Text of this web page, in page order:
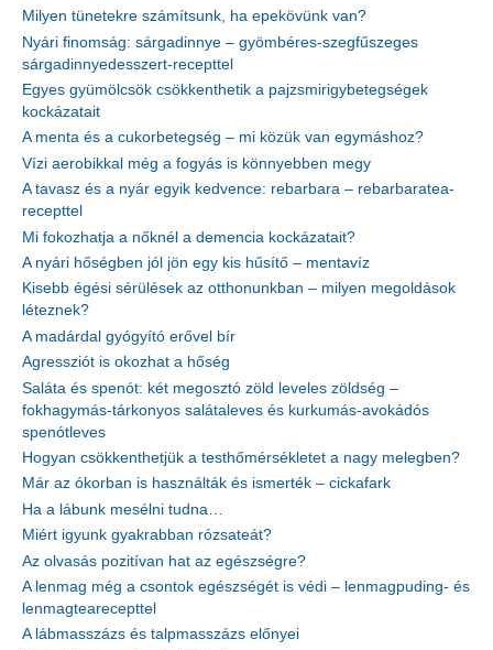
Milyen tünetekre számítsunk, ha epekövünk van?
Nyári finomság: sárgadinnye – gyömbéres-szegfűszeges
sárgadinnyedesszert-recepttel
Egyes gyümölcsök csökkenthetik a pajzsmirigybetegségek
kockázatait
A menta és a cukorbetegség – mi közük van egymáshoz?
Vízi aerobikkal még a fogyás is könnyebben megy
A tavasz és a nyár egyik kedvence: rebarbara – rebarbaratea-
recepttel
Mi fokozhatja a nőknél a demencia kockázatait?
A nyári hőségben jól jön egy kis hűsítő – mentavíz
Kisebb égési sérülések az otthonunkban – milyen megoldások
léteznek?
A madárdal gyógyító erővel bír
Agressziót is okozhat a hőség
Saláta és spenót: két megosztó zöld leveles zöldség –
fokhagymás-tárkonyos salátaleves és kurkumás-avokádós
spenótleves
Hogyan csökkenthetjük a testhőmérsékletet a nagy melegben?
Már az ókorban is használták és ismerték – cickafark
Ha a lábunk mesélni tudna…
Miért igyunk gyakrabban rózsateát?
Az olvasás pozitívan hat az egészségre?
A lenmag még a csontok egészségét is védi – lenmagpuding- és
lenmagtearecepttel
A lábmasszázs és talpmasszázs előnyei